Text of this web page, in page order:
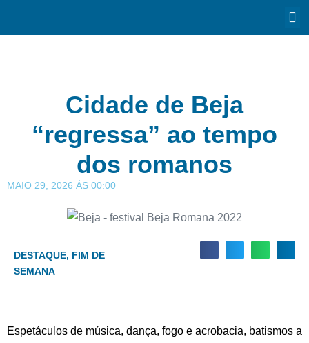
Cidade de Beja
“regressa” ao tempo
dos romanos
MAIO 29, 2026 ÀS 00:00
DESTAQUE, FIM DE
SEMANA
Espetáculos de música, dança, fogo e acrobacia, batismos a